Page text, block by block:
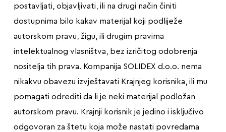
postavljati, objavljivati, ili na drugi način činiti
dostupnima bilo kakav materijal koji podliježe
autorskom pravu, žigu, ili drugim pravima
intelektualnog vlasništva, bez izričitog odobrenja
nositelja tih prava. Kompanija SOLIDEX d.o.o. nema
nikakvu obavezu izvještavati Krajnjeg korisnika, ili mu
pomagati odrediti da li je neki materijal podložan
autorskom pravu. Krajnji korisnik je jedino i isključivo
odgovoran za štetu koja može nastati povredama